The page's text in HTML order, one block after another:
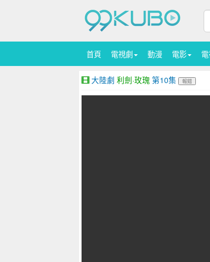
首頁 電視劇 動漫 電影
大陸劇 利劍·玫瑰 第10集 報錯